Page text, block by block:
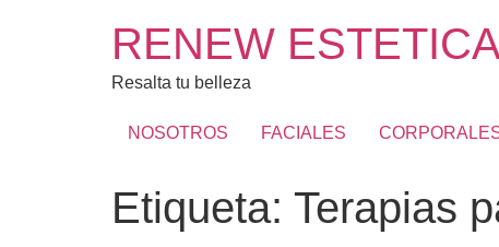
RENEW
Resalta tu belleza
NOSOTROS FACIALES
Etiqueta: Terapias